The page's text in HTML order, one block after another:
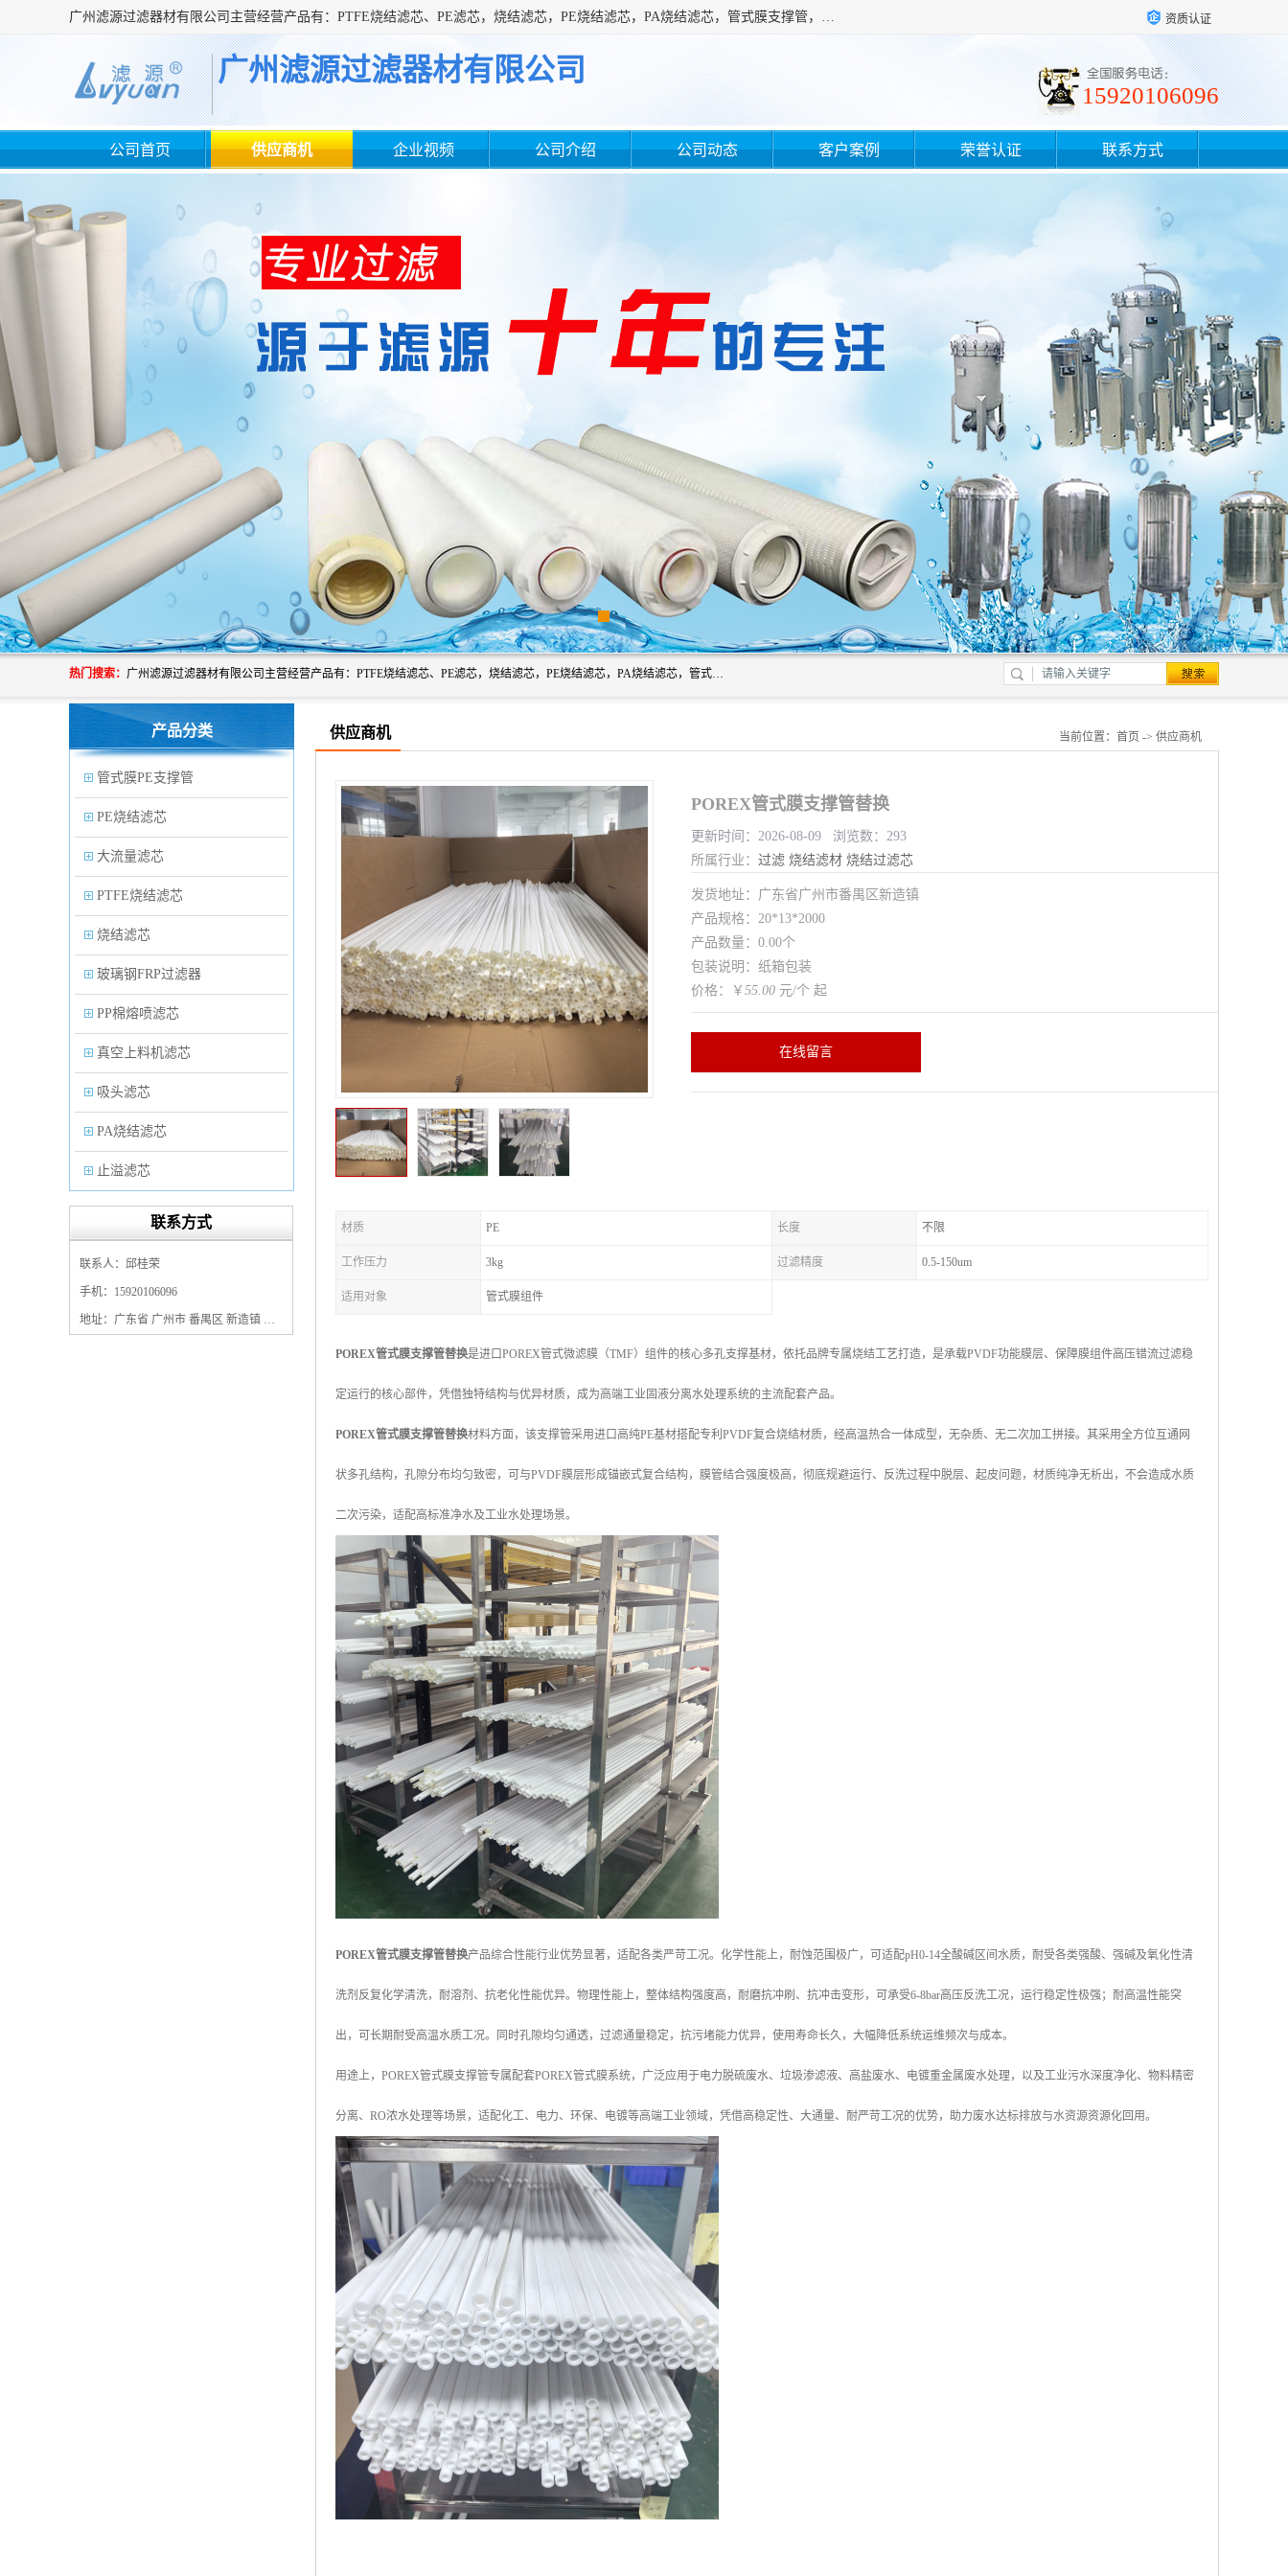
广州滤源过滤器材有限公司主营经营产品有：PTFE烧结滤芯、PE滤芯，烧结滤芯，PE烧结滤芯，PA烧结滤芯，管式膜支撑管，真空上料机滤芯，粉末烧结滤芯，止溢滤芯，吸头滤芯，湿化瓶滤芯、不锈钢烧结滤芯等。公司现拥有一批精干的管理人员和一支高素质的技术队伍，舒适优雅的办公环境和拥有全新现代化标准厂房。 资质认证
广州滤源过滤器材有限公司
15920106096
公司首页 供应商机 企业视频 公司介绍 公司动态 客户案例 荣誉认证 联系方式
热门搜索： 广州滤源过滤器材有限公司主营经营产品有：PTFE烧结滤芯、PE滤芯，烧结滤芯，PE烧结滤芯，PA烧结滤芯，管式膜支撑管，真空上料机滤芯，粉末烧结滤芯，止溢滤芯，吸头滤芯，湿化瓶滤芯、不锈钢烧结滤芯等。公司现拥有一批精干的管理人员和一支高素质的技术队伍，舒适优雅的办公环境和拥有全新现代化标准厂房。
产品分类
管式膜PE支撑管
PE烧结滤芯
大流量滤芯
PTFE烧结滤芯
烧结滤芯
玻璃钢FRP过滤器
PP棉熔喷滤芯
真空上料机滤芯
吸头滤芯
PA烧结滤芯
止溢滤芯
PP塑料过滤器
保安过滤器滤芯
联系方式
联系人：邱桂荣
手机：15920106096
地址：广东省 广州市 番禺区 新造镇 新造镇石角咀街4号三楼之一
供应商机 当前位置： 首页 -> 供应商机
POREX管式膜支撑管替换
更新时间：2026-08-09 浏览数：293
所属行业： 过滤 烧结滤材 烧结过滤芯
发货地址：广东省广州市番禺区新造镇
产品规格：20*13*2000
产品数量：0.00个
包装说明：纸箱包装
价格：￥ 55.00 元/个 起
在线留言
材质 PE 长度 不限
工作压力 3kg 过滤精度 0.5-150um
适用对象 管式膜组件
POREX管式膜支撑管替换是进口POREX管式微滤膜（TMF）组件的核心多孔支撑基材，依托品牌专属烧结工艺打造，是承载PVDF功能膜层、保障膜组件高压错流过滤稳
定运行的核心部件，凭借独特结构与优异材质，成为高端工业固液分离水处理系统的主流配套产品。
POREX管式膜支撑管替换材料方面，该支撑管采用进口高纯PE基材搭配专利PVDF复合烧结材质，经高温热合一体成型，无杂质、无二次加工拼接。其采用全方位互通网
状多孔结构，孔隙分布均匀致密，可与PVDF膜层形成锚嵌式复合结构，膜管结合强度极高，彻底规避运行、反洗过程中脱层、起皮问题，材质纯净无析出，不会造成水质
二次污染，适配高标准净水及工业水处理场景。
POREX管式膜支撑管替换产品综合性能行业优势显著，适配各类严苛工况。化学性能上，耐蚀范围极广，可适配pH0-14全酸碱区间水质，耐受各类强酸、强碱及氧化性清
洗剂反复化学清洗，耐溶剂、抗老化性能优异。物理性能上，整体结构强度高，耐磨抗冲刷、抗冲击变形，可承受6-8bar高压反洗工况，运行稳定性极强；耐高温性能突
出，可长期耐受高温水质工况。同时孔隙均匀通透，过滤通量稳定，抗污堵能力优异，使用寿命长久，大幅降低系统运维频次与成本。
用途上，POREX管式膜支撑管专属配套POREX管式膜系统，广泛应用于电力脱硫废水、垃圾渗滤液、高盐废水、电镀重金属废水处理，以及工业污水深度净化、物料精密
分离、RO浓水处理等场景，适配化工、电力、环保、电镀等高端工业领域，凭借高稳定性、大通量、耐严苛工况的优势，助力废水达标排放与水资源资源化回用。